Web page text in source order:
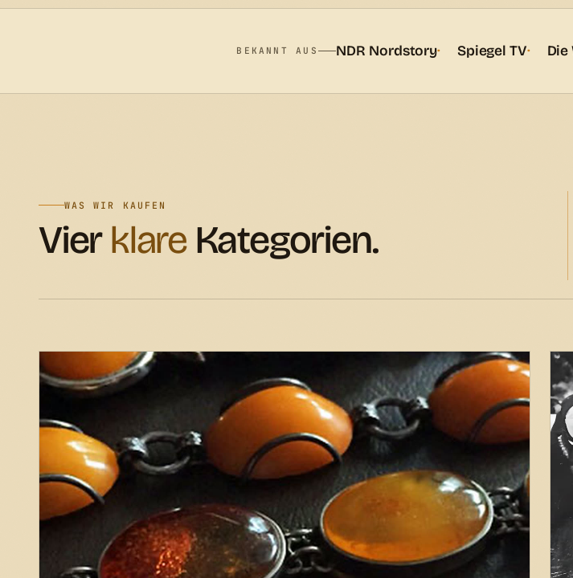
BEKANNT AUS NDR Nordstory Spiegel TV Die
WAS WIR KAUFEN
VierklareKategorien.